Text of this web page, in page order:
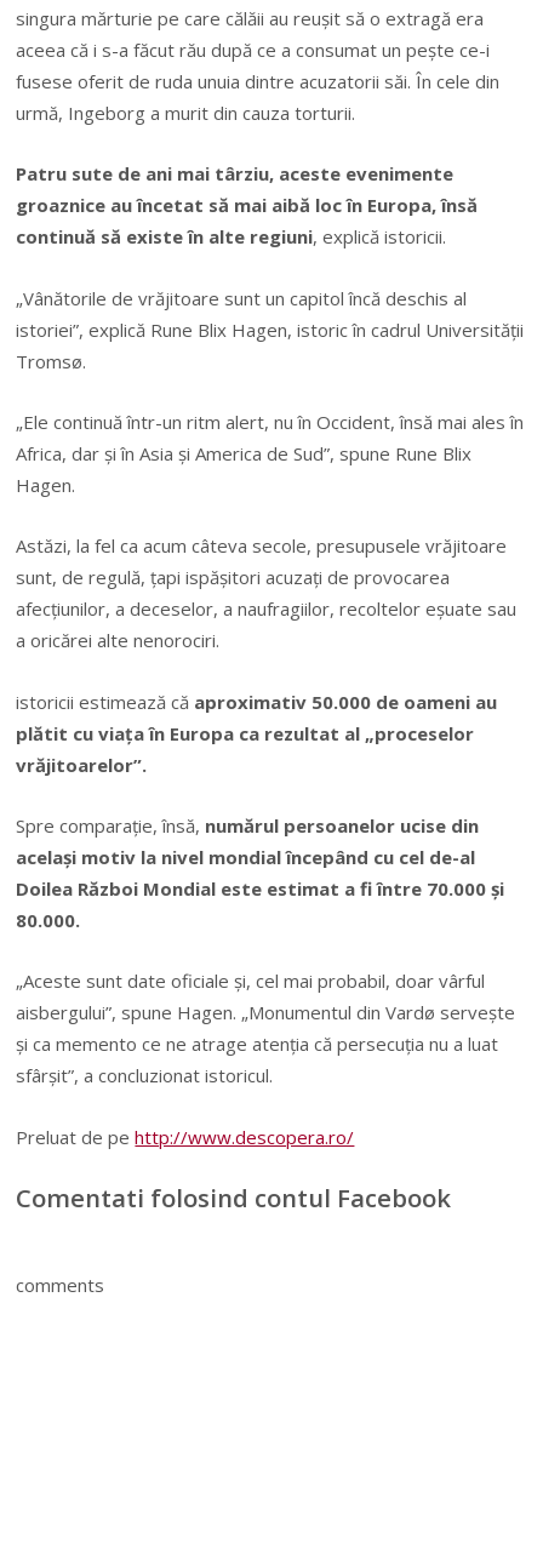
singura mărturie pe care călăii au reuşit să o extragă era
aceea că i s-a făcut rău după ce a consumat un peşte ce-i
fusese oferit de ruda unuia dintre acuzatorii săi. În cele din
urmă, Ingeborg a murit din cauza torturii.
Patru sute de ani mai târziu, aceste evenimente
groaznice au încetat să mai aibă loc în Europa, însă
continuă să existe în alte regiuni, explică istoricii.
„Vânătorile de vrăjitoare sunt un capitol încă deschis al
istoriei”, explică Rune Blix Hagen, istoric în cadrul Universităţii
Tromsø.
„Ele continuă într-un ritm alert, nu în Occident, însă mai ales în
Africa, dar şi în Asia şi America de Sud”, spune Rune Blix
Hagen.
Astăzi, la fel ca acum câteva secole, presupusele vrăjitoare
sunt, de regulă, ţapi ispăşitori acuzaţi de provocarea
afecţiunilor, a deceselor, a naufragiilor, recoltelor eşuate sau
a oricărei alte nenorociri.
istoricii estimează că aproximativ 50.000 de oameni au
plătit cu viaţa în Europa ca rezultat al „proceselor
vrăjitoarelor”.
Spre comparaţie, însă, numărul persoanelor ucise din
acelaşi motiv la nivel mondial începând cu cel de-al
Doilea Război Mondial este estimat a fi între 70.000 şi
80.000.
„Aceste sunt date oficiale şi, cel mai probabil, doar vârful
aisbergului”, spune Hagen. „Monumentul din Vardø serveşte
şi ca memento ce ne atrage atenţia că persecuţia nu a luat
sfârşit”, a concluzionat istoricul.
Preluat de pehttp://www.descopera.ro/
Comentati folosind contul Facebook
comments